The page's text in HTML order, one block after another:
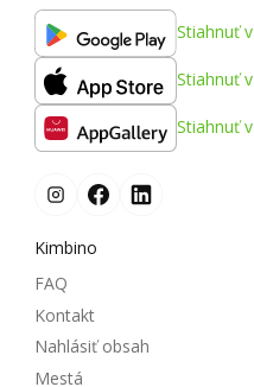
Stiahnuť v
Stiahnuť v
Stiahnuť v
Kimbino
FAQ
Kontakt
Nahlásiť obsah
Mestá